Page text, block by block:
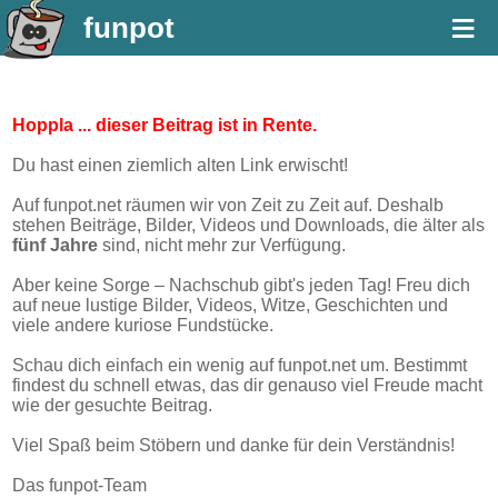
funpot ≡
Hoppla ... dieser Beitrag ist in Rente.
Du hast einen ziemlich alten Link erwischt!
Auf funpot.net räumen wir von Zeit zu Zeit auf. Deshalb
stehen Beiträge, Bilder, Videos und Downloads, die älter als
fünf Jahre sind, nicht mehr zur Verfügung.
Aber keine Sorge – Nachschub gibt's jeden Tag! Freu dich
auf neue lustige Bilder, Videos, Witze, Geschichten und
viele andere kuriose Fundstücke.
Schau dich einfach ein wenig auf funpot.net um. Bestimmt
findest du schnell etwas, das dir genauso viel Freude macht
wie der gesuchte Beitrag.
Viel Spaß beim Stöbern und danke für dein Verständnis!
Das funpot-Team